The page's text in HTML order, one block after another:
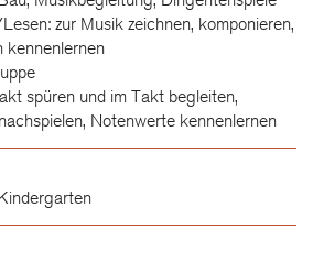
zur Musik zeichnen, komponieren,
kennenlernen
spüren und im Takt begleiten,
Notenwerte kennenlernen